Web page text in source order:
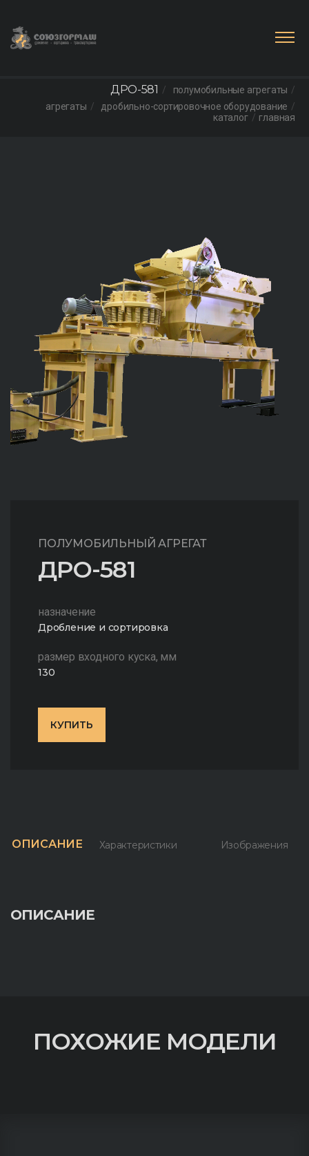
главная
каталог
дробильно-сортировочное оборудование
агрегаты
полумобильные агрегаты
ДРО-581
ПОЛУМОБИЛЬНЫЙ АГРЕГАТ
ДРО-581
назначение
Дробление и сортировка
размер входного куска, мм
130
КУПИТЬ
ОПИСАНИЕ Характеристики Изображения
ОПИСАНИЕ
ПОХОЖИЕ МОДЕЛИ